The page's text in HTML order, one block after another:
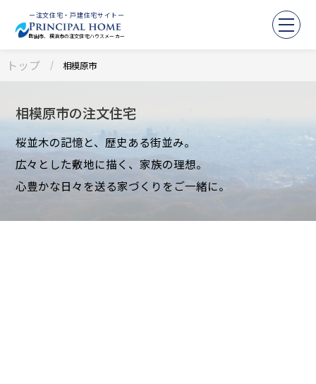
ー注文住宅・戸建住宅サイトー
町田市、横浜市の注文住宅ハウスメーカー
トップ 相模原市
相模原市の注文住宅
桜並木の記憶と、歴史ある街並み。
広々とした敷地に描く、家族の理想。
心豊かな日々を送る家づくりをご一緒に。